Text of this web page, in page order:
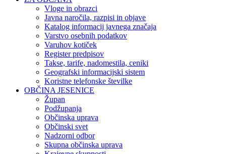
Vloge in obrazci
Javna naročila, razpisi in objave
Katalog informacij javnega značaja
Varstvo osebnih podatkov
Varuhov kotiček
Register predpisov
Takse, tarife, nadomestila, ceniki
Geografski informacijski sistem
Koristne telefonske številke
OBČINA JESENICE
Župan
Podžupanja
Občinska uprava
Občinski svet
Nadzorni odbor
Skupna občinska uprava